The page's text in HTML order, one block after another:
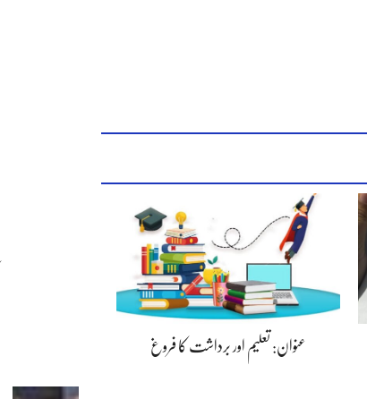
عنوان: تعلیم اور برداشت کا فروغ